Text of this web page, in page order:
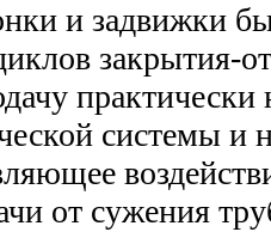
и задвижки
закрытия-
практически
системы и
от сужения